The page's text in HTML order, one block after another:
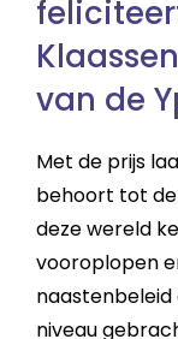
van de
Met de prijs
behoort tot
deze wereld
vooroplopen
niveau